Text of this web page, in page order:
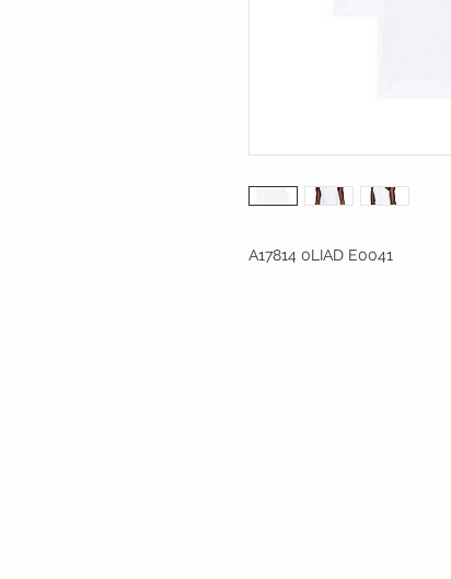
A17814 0LIAD E0041